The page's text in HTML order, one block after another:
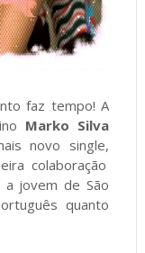
faz tempo! A
Marko Silva
novo single,
colaboração
jovem de São
quanto